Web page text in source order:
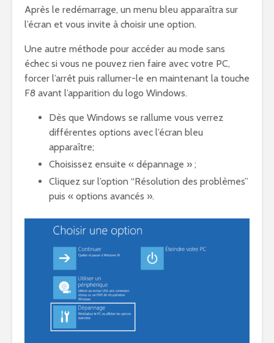
Après le redémarrage, un menu bleu apparaîtra sur
l’écran et vous invite à choisir une option.
Une autre méthode pour accéder au mode sans
échec si vous ne pouvez rien faire avec votre PC,
forcer l’arrêt puis rallumer-le en maintenant la touche
F8 avant l’apparition du logo Windows.
Dès que Windows se rallume vous verrez
différentes options avec l’écran bleu
apparaître;
Choisissez ensuite « dépannage » ;
Cliquez sur l’option “Résolution des problèmes”
puis « options avancés ».